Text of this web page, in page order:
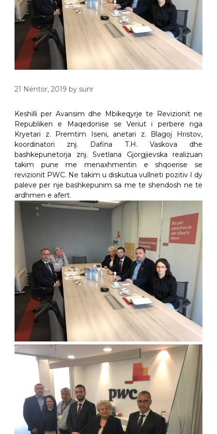
21 Nëntor, 2019 by sunr
Keshilli per Avansim dhe Mbikeqyrje te Revizionit ne
Republiken e Maqedonise se Veriut i perbere nga
Kryetari z. Premtim Iseni, anetari z. Blagoj Hristov,
koordinatori znj. Dafina T.H. Vaskova dhe
bashkepunetorja znj. Svetlana Gjorgjievska realizuan
takim pune me menaxhmentin e shqoerise se
revizionit PWC. Ne takim u diskutua vullneti pozitiv I dy
paleve per nje bashkepunim sa me te shendosh ne te
ardhmen e afert.